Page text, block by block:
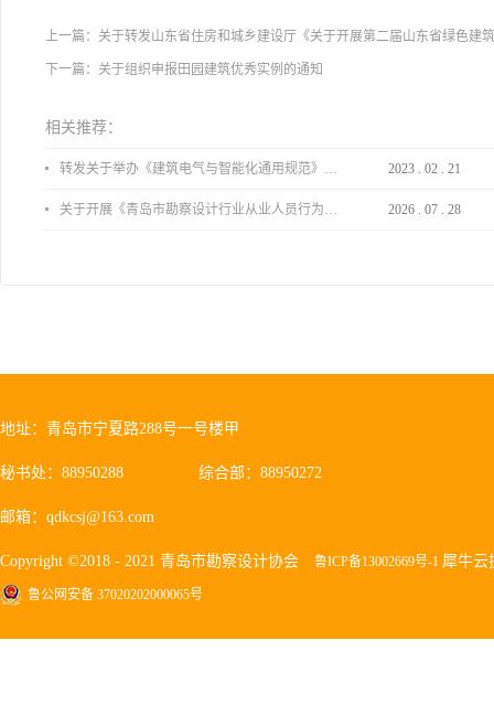
上一篇： 关于转发山东省住房和城乡建设厅《关于开展第二届山东省绿色建
下一篇： 关于组织申报田园建筑优秀实例的通知
相关推荐：
转发关于举办《建筑电气与智能化通用规范》 GB55024-2022公益宣贯的通知 2023 . 02 . 21
关于开展《青岛市勘察设计行业从业人员行为导则》、《青岛市住宅工程设计审查品质提升指引（2026版）》宣贯活动的通知 2026 . 07 . 28
地址：青岛市宁夏路288号一号楼甲
秘书处：88950288 综合部：88950272
邮箱：qdkcsj@163.com
Copyright ©2018 - 2021 青岛市勘察设计协会 鲁ICP备13002669号-1 犀牛云
鲁公网安备 37020202000065号